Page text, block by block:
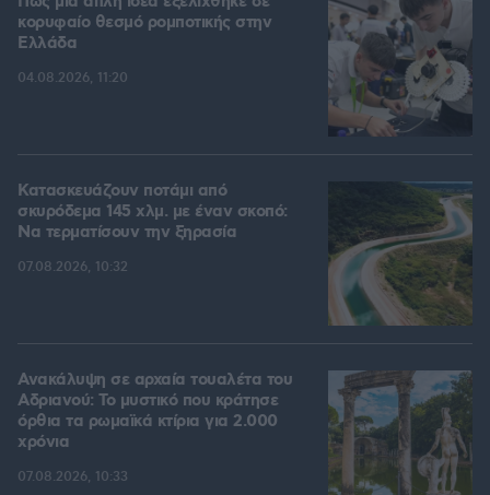
κορυφαίο θεσμό ρομποτικής στην
Ελλάδα
04.08.2026, 11:20
Κατασκευάζουν ποτάμι από
σκυρόδεμα 145 χλμ. με έναν σκοπό:
Να τερματίσουν την ξηρασία
07.08.2026, 10:32
Ανακάλυψη σε αρχαία τουαλέτα του
Αδριανού: Το μυστικό που κράτησε
όρθια τα ρωμαϊκά κτίρια για 2.000
χρόνια
07.08.2026, 10:33